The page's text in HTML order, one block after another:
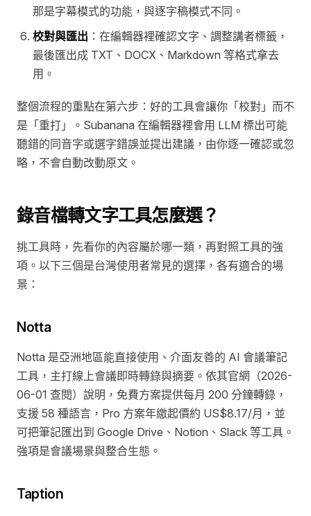
那是字幕模式的功能，與逐字稿模式不同。
校對與匯出 ：在編輯器裡確認文字、調整講者標籤，
最後匯出成 TXT、DOCX、Markdown 等格式拿去
用。
整個流程的重點在第六步：好的工具會讓你「校對」而不
是「重打」。Subanana 在編輯器裡會用 LLM 標出可能
聽錯的同音字或選字錯誤並提出建議，由你逐一確認或忽
略，不會自動改動原文。
錄音檔轉文字工具怎麼選？
挑工具時，先看你的內容屬於哪一類，再對照工具的強
項。以下三個是台灣使用者常見的選擇，各有適合的場
景：
Notta
Notta 是亞洲地區能直接使用、介面友善的 AI 會議筆記
工具，主打線上會議即時轉錄與摘要。依其官網（2026-
06-01 查閱）說明，免費方案提供每月 200 分鐘轉錄，
支援 58 種語言，Pro 方案年繳起價約 US$8.17/月，並
可把筆記匯出到 Google Drive、Notion、Slack 等工具。
強項是會議場景與整合生態。
Taption